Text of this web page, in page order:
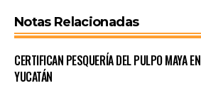
Notas Relacionadas
CERTIFICAN PESQUERÍA DEL PULPO MAYA EN
YUCATÁN